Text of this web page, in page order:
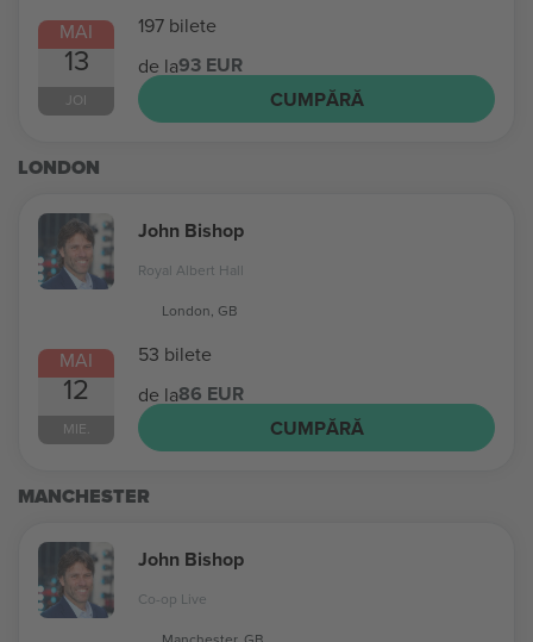
MAI
13
JOI
197 bilete
de la93 EUR
CUMPĂRĂ
LONDON
MAI
12
MIE.
John Bishop
Royal Albert Hall
London, GB
53 bilete
de la86 EUR
CUMPĂRĂ
MANCHESTER
John Bishop
Co-op Live